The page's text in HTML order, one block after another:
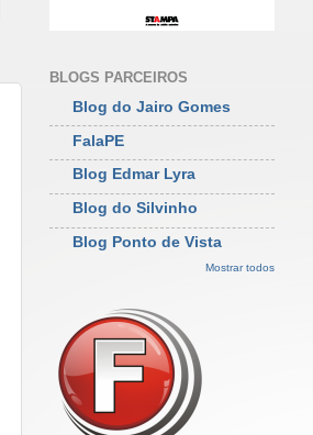
BLOGS PARCEIROS
Blog do Jairo Gomes
FalaPE
Blog Edmar Lyra
Blog do Silvinho
Blog Ponto de Vista
Mostrar todos